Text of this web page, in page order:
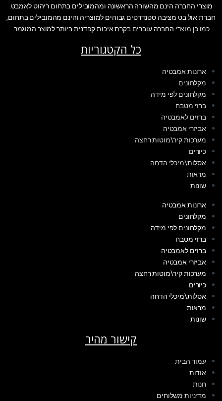
מוצרי החברה הינם מהשורה הראשונה ומהמובילים בתחום ריהוט לאמבט.
חברת אול בט מציבה סטנדרטים גבוהים למוצריה והינם מהמובילים בתחום,
כמו כן מוצרי החברה עוברים בקרת איכות קפדנית ביותר למוצר המוגמר.
כל הקטגוריות
ארונות אמבטיה
מקלחונים
מקלחונים לפי מידה
ברזי מטבח
ברזים לאמבטיה
אביזרי אמבטיה
מערכות קיר\מוטות רחצה
כיורים
אסלות\מיכלי הדחה
מראות
שונות
ארונות אמבטיה
מקלחונים
מקלחונים לפי מידה
ברזי מטבח
ברזים לאמבטיה
אביזרי אמבטיה
מערכות קיר\מוטות רחצה
כיורים
אסלות\מיכלי הדחה
מראות
שונות
קישור מהיר
עמוד הבית
אודות
חנות
מדיניות משלוחים